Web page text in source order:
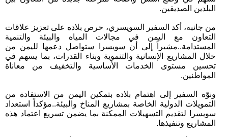
البلدين الصديقين.
من جانبه، أكد السفير السويسري، حرص بلاده على تعزيز علاقات
التعاون مع اليمن في مجالات المياه والبيئة والتنمية
المستدامة..مشيراً إلى أن سويسرا ستواصل دعمها لليمن من
خلال المشاريع الإنسانية والتنموية وبناء القدرات، بما يسهم في
تحسين مستوى الخدمات الأساسية والتخفيف من معاناة
المواطنين.
ونوّه السفير إلى اهتمام بلاده بتمكين اليمن من الاستفادة من
التمويلات الدولية الخاصة بمشاريع المناخ والبيئة..مؤكداً استعداد
سويسرا لتقديم التسهيلات الممكنة بما يضمن تسريع اعتماد هذه
المشاريع وتنفيذها.